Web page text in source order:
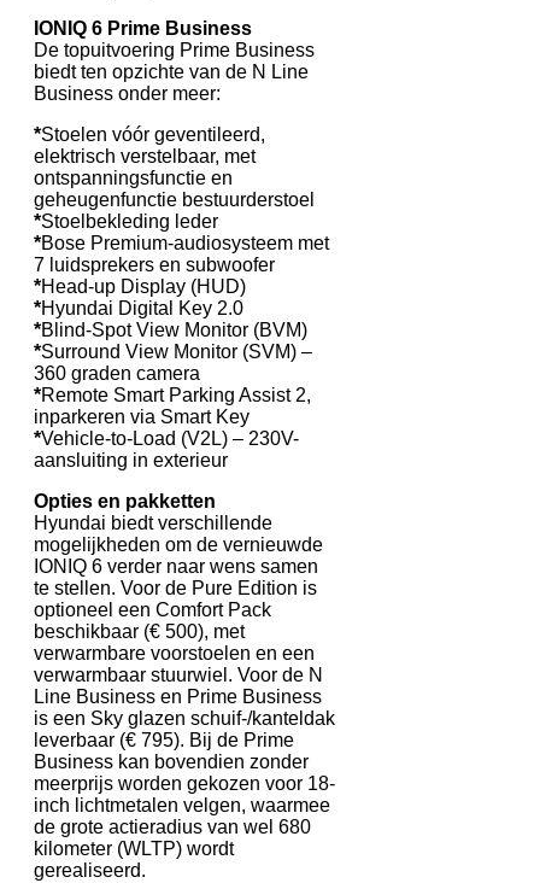
IONIQ 6 Prime Business
De topuitvoering Prime Business
biedt ten opzichte van de N Line
Business onder meer:
*Stoelen vóór geventileerd,
elektrisch verstelbaar, met
ontspanningsfunctie en
geheugenfunctie bestuurderstoel
*Stoelbekleding leder
*Bose Premium-audiosysteem met
7 luidsprekers en subwoofer
*Head-up Display (HUD)
*Hyundai Digital Key 2.0
*Blind-Spot View Monitor (BVM)
*Surround View Monitor (SVM) –
360 graden camera
*Remote Smart Parking Assist 2,
inparkeren via Smart Key
*Vehicle-to-Load (V2L) – 230V-
aansluiting in exterieur
Opties en pakketten
Hyundai biedt verschillende
mogelijkheden om de vernieuwde
IONIQ 6 verder naar wens samen
te stellen. Voor de Pure Edition is
optioneel een Comfort Pack
beschikbaar (€ 500), met
verwarmbare voorstoelen en een
verwarmbaar stuurwiel. Voor de N
Line Business en Prime Business
is een Sky glazen schuif-/kanteldak
leverbaar (€ 795). Bij de Prime
Business kan bovendien zonder
meerprijs worden gekozen voor 18-
inch lichtmetalen velgen, waarmee
de grote actieradius van wel 680
kilometer (WLTP) wordt
gerealiseerd.